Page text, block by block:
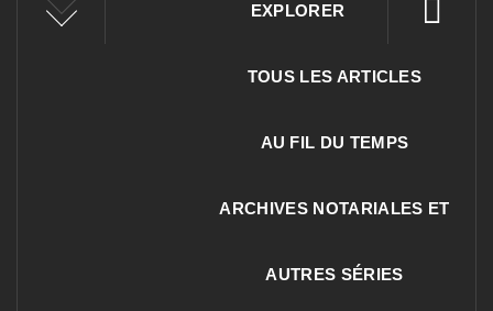
EXPLORER
TOUS LES ARTICLES
AU FIL DU TEMPS
ARCHIVES NOTARIALES ET
AUTRES SÉRIES